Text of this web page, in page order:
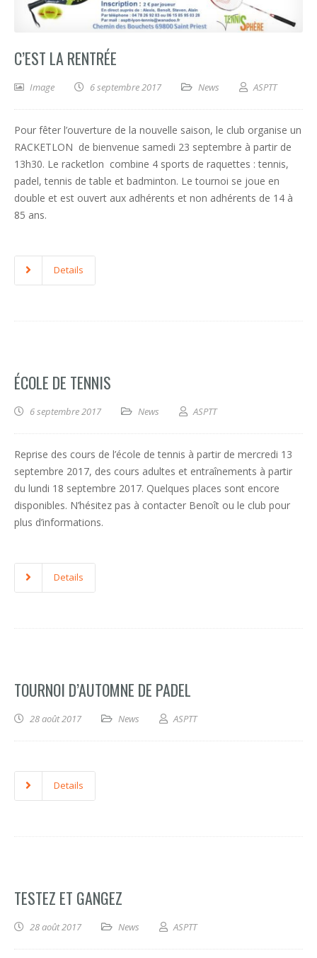
C’EST LA RENTRÉE
Image 6 septembre 2017 News ASPTT
Pour fêter l’ouverture de la nouvelle saison, le club organise un
RACKETLON de bienvenue samedi 23 septembre à partir de
13h30. Le racketlon combine 4 sports de raquettes : tennis,
padel, tennis de table et badminton. Le tournoi se joue en
double et est ouvert aux adhérents et non adhérents de 14 à
85 ans.
Details
ÉCOLE DE TENNIS
6 septembre 2017 News ASPTT
Reprise des cours de l’école de tennis à partir de mercredi 13
septembre 2017, des cours adultes et entraînements à partir
du lundi 18 septembre 2017. Quelques places sont encore
disponibles. N’hésitez pas à contacter Benoît ou le club pour
plus d’informations.
Details
TOURNOI D’AUTOMNE DE PADEL
28 août 2017 News ASPTT
Details
TESTEZ ET GANGEZ
28 août 2017 News ASPTT